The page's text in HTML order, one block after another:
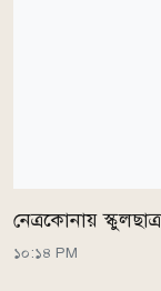
নেত্রকোনায়
১০:১৪ PM